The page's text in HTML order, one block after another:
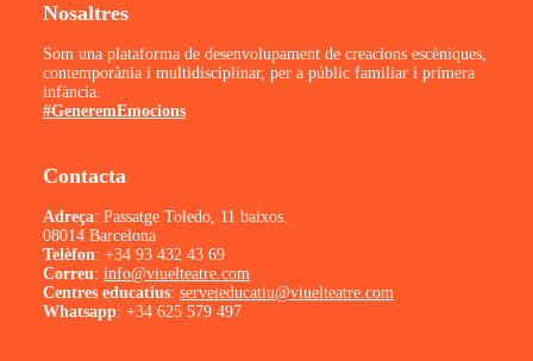
Nosaltres
Som una plataforma de desenvolupament de creacions escèniques,
contemporània i multidisciplinar, per a públic familiar i primera
infància.
#GeneremEmocions
Contacta
Adreça: Passatge Toledo, 11 baixos.
08014 Barcelona
Telèfon: +34 93 432 43 69
Correu: info@viuelteatre.com
Centres educatius: serveieducatiu@viuelteatre.com
Whatsapp: +34 625 579 497